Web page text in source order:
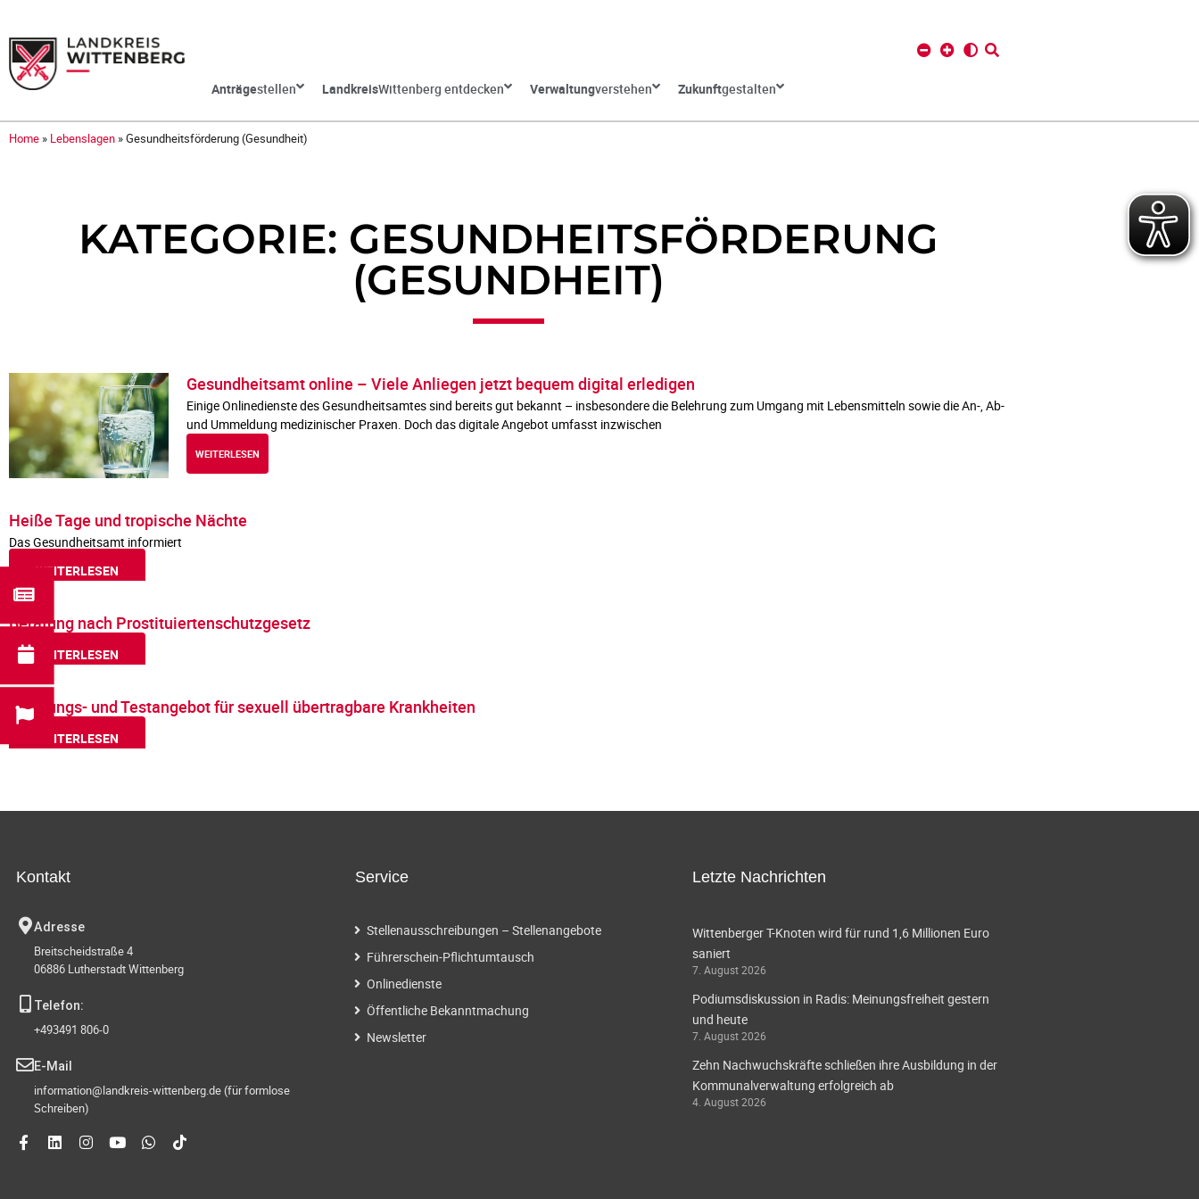
Anträgestellen LandkreisWittenberg entdecken Verwaltungverstehen Zukunftgestalten
Home » Lebenslagen »Gesundheitsförderung (Gesundheit)
KATEGORIE: GESUNDHEITSFÖRDERUNG
(GESUNDHEIT)
Gesundheitsamt online – Viele Anliegen jetzt bequem digital erledigen
Einige Onlinedienste des Gesundheitsamtes sind bereits gut bekannt – insbesondere die Belehrung zum Umgang mit Lebensmitteln sowie die An-, Ab-
und Ummeldung medizinischer Praxen. Doch das digitale Angebot umfasst inzwischen
WEITERLESEN
Heiße Tage und tropische Nächte
Das Gesundheitsamt informiert
WEITERLESEN
Beratung nach Prostituiertenschutzgesetz
WEITERLESEN
Beratungs- und Testangebot für sexuell übertragbare Krankheiten
WEITERLESEN
Kontakt
Adresse
Breitscheidstraße 4
06886 Lutherstadt Wittenberg
Telefon:
+493491 806-0
E-Mail
information@landkreis-wittenberg.de (für formlose
Schreiben)
Service
Stellenausschreibungen – Stellenangebote
Führerschein-Pflichtumtausch
Onlinedienste
Öffentliche Bekanntmachung
Newsletter
Letzte Nachrichten
Wittenberger T-Knoten wird für rund 1,6 Millionen Euro
saniert
7. August 2026
Podiumsdiskussion in Radis: Meinungsfreiheit gestern
und heute
7. August 2026
Zehn Nachwuchskräfte schließen ihre Ausbildung in der
Kommunalverwaltung erfolgreich ab
4. August 2026